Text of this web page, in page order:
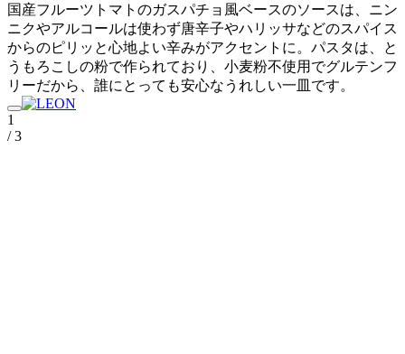
国産フルーツトマトのガスパチョ風ベースのソースは、ニン
ニクやアルコールは使わず唐辛子やハリッサなどのスパイス
からのピリッと心地よい辛みがアクセントに。パスタは、と
うもろこしの粉で作られており、小麦粉不使用でグルテンフ
リーだから、誰にとっても安心なうれしい一皿です。
1
/ 3